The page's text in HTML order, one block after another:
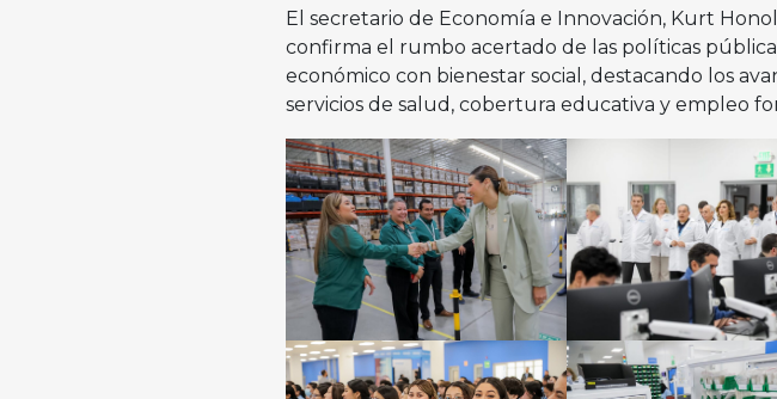
El secretario de Economía e Innovación, Kurt
confirma el rumbo acertado de las políticas
económico con bienestar social, destacando los
servicios de salud, cobertura educativa y empleo